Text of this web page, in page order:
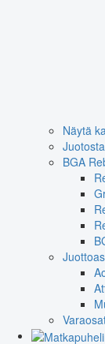
Näytä
BGA